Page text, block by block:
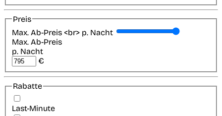
Preis
Max. Ab-Preis <br> p. Nacht
Max. Ab-Preis
p. Nacht
€
Rabatte
Last-Minute